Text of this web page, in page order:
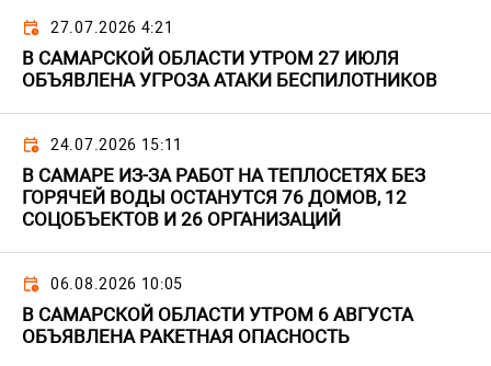
27.07.2026 4:21
В САМАРСКОЙ ОБЛАСТИ УТРОМ 27 ИЮЛЯ
ОБЪЯВЛЕНА УГРОЗА АТАКИ БЕСПИЛОТНИКОВ
24.07.2026 15:11
В САМАРЕ ИЗ-ЗА РАБОТ НА ТЕПЛОСЕТЯХ БЕЗ
ГОРЯЧЕЙ ВОДЫ ОСТАНУТСЯ 76 ДОМОВ, 12
СОЦОБЪЕКТОВ И 26 ОРГАНИЗАЦИЙ
06.08.2026 10:05
В САМАРСКОЙ ОБЛАСТИ УТРОМ 6 АВГУСТА
ОБЪЯВЛЕНА РАКЕТНАЯ ОПАСНОСТЬ